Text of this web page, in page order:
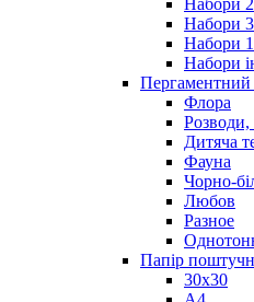
Набори
Набори
Набори
Пергаментний
Флора
Розводи,
Дитяча
Фауна
Чорно-
Любов
Разное
Папір
30х30